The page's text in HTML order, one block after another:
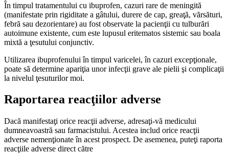
În timpul tratamentului cu ibuprofen, cazuri rare de meningită
(manifestate prin rigiditate a gâtului, durere de cap, greaţă, vărsături,
febră sau dezorientare) au fost observate la pacienţii cu tulburări
autoimune existente, cum este lupusul eritematos sistemic sau boala
mixtă a ţesutului conjunctiv.
Utilizarea ibuprofenului în timpul varicelei, în cazuri excepţionale,
poate să determine apariţia unor infecţii grave ale pielii şi complicaţii
la nivelul ţesuturilor moi.
Raportarea reacţiilor adverse
Dacă manifestaţi orice reacţii adverse, adresaţi-vă medicului
dumneavoastră sau farmacistului. Acestea includ orice reacţii
adverse nemenţionate în acest prospect. De asemenea, puteţi raporta
reacţiile adverse direct către